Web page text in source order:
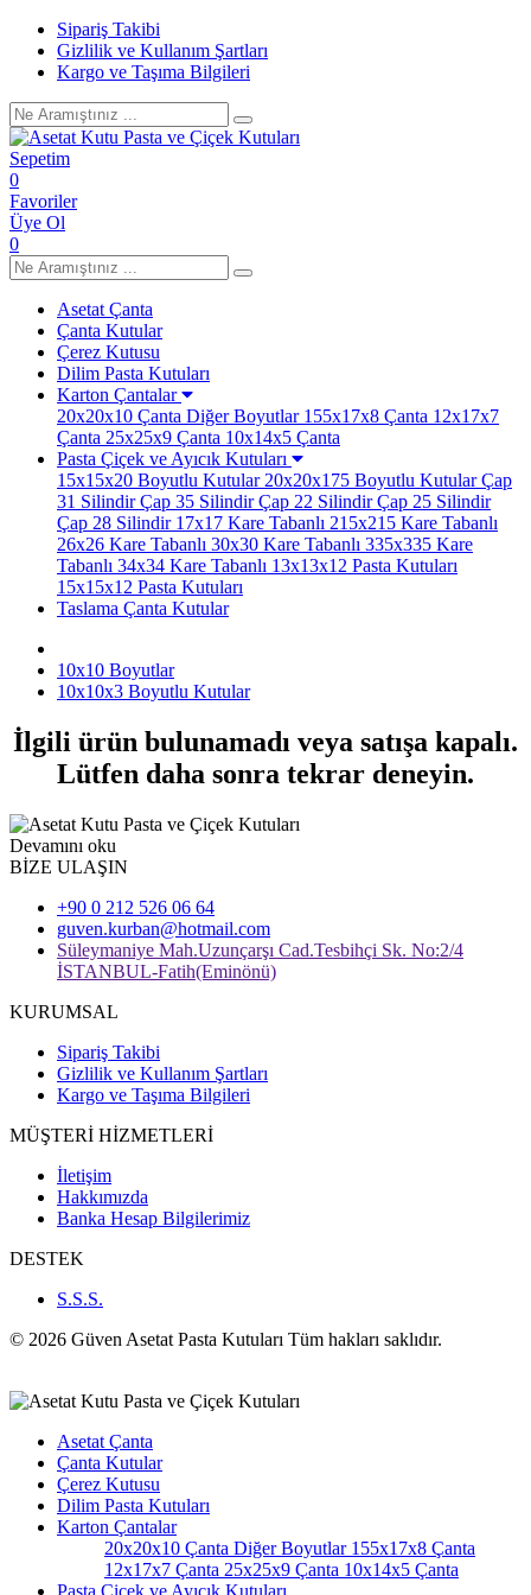
Sipariş Takibi
Gizlilik ve Kullanım Şartları
Kargo ve Taşıma Bilgileri
Sepetim
0
Favoriler
Üye Ol
0
Asetat Çanta
Çanta Kutular
Çerez Kutusu
Dilim Pasta Kutuları
Karton Çantalar
20x20x10 Çanta Diğer Boyutlar155x17x8 Çanta 12x17x7
Çanta 25x25x9 Çanta 10x14x5 Çanta
Pasta Çiçek ve Ayıcık Kutuları
15x15x20 Boyutlu Kutular20x20x175 Boyutlu KutularÇap
31 SilindirÇap 35 SilindirÇap 22 SilindirÇap 25 Silindir
Çap 28 Silindir17x17 Kare Tabanlı 215x215 Kare Tabanlı
26x26 Kare Tabanlı 30x30 Kare Tabanlı 335x335 Kare
Tabanlı 34x34 Kare Tabanlı 13x13x12 Pasta Kutuları
15x15x12 Pasta Kutuları
Taslama Çanta Kutular
10x10 Boyutlar
10x10x3 Boyutlu Kutular
İlgili ürün bulunamadı veya satışa kapalı.
Lütfen daha sonra tekrar deneyin.
Devamını oku
BİZE ULAŞIN
+90 0 212 526 06 64
guven.kurban@hotmail.com
Süleymaniye Mah.Uzunçarşı Cad.Tesbihçi Sk. No:2/4
İSTANBUL-Fatih(Eminönü)
KURUMSAL
Sipariş Takibi
Gizlilik ve Kullanım Şartları
Kargo ve Taşıma Bilgileri
MÜŞTERİ HİZMETLERİ
İletişim
Hakkımızda
Banka Hesap Bilgilerimiz
DESTEK
S.S.S.
© 2026 Güven Asetat Pasta Kutuları Tüm hakları saklıdır.
Asetat Çanta
Çanta Kutular
Çerez Kutusu
Dilim Pasta Kutuları
Karton Çantalar
20x20x10 Çanta Diğer Boyutlar155x17x8 Çanta
12x17x7 Çanta 25x25x9 Çanta 10x14x5 Çanta
Pasta Çiçek ve Ayıcık Kutuları